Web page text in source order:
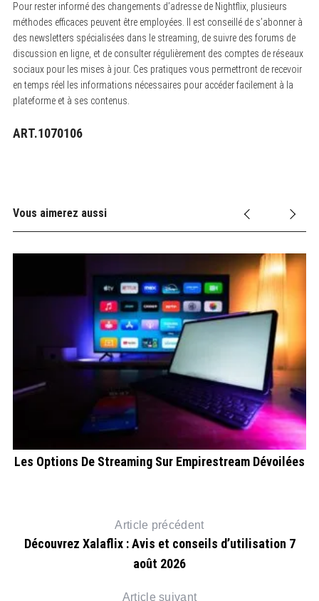
Pour rester informé des changements d’adresse de Nightflix, plusieurs
méthodes efficaces peuvent être employées.
Il est conseillé de s’abonner à
des newsletters spécialisées dans le streaming, de suivre des forums de
discussion en ligne, et de consulter régulièrement des comptes de réseaux
sociaux pour les mises à jour. Ces pratiques vous permettront de recevoir
en temps réel les informations nécessaires pour accéder facilement à la
plateforme et à ses contenus.
ART.1070106
Vous aimerez aussi
Les Options De Streaming Sur Empirestream Dévoilées
Article précédent
Découvrez Xalaflix : Avis et conseils d’utilisation 7
août 2026
Article suivant